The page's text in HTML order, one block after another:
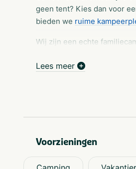
geen tent? Kies dan voor
bieden we ruime
Wij zijn een echte
Slapen in een boomhut of
Ga voor een avontuurlijke
recreatieteam zorgt in de
spelen in de
Lees meer
Voorzieningen